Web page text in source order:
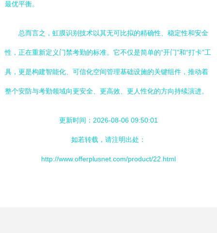
最优平衡。
总而言之，虹膜识别技术以其无可比拟的精确性、稳定性和安全
性，正在重新定义门禁考勤的标准。它不仅是简单的“开门”和“打卡”工
具，更是构建智能化、可信化空间管理基础设施的关键组件，推动着
整个安防与考勤领域向更安全、更高效、更人性化的方向持续演进。
更新时间：2026-08-06 09:50:01
如若转载，请注明出处：
http://www.offerplusnet.com/product/22.html